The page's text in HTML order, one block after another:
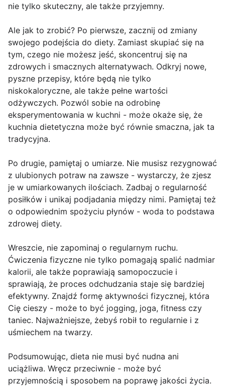
nie tylko skuteczny, ale także przyjemny.
Ale jak to zrobić? Po pierwsze, zacznij od zmiany
swojego podejścia do diety. Zamiast skupiać się na
tym, czego nie możesz jeść, skoncentruj się na
zdrowych i smacznych alternatywach. Odkryj nowe,
pyszne przepisy, które będą nie tylko
niskokaloryczne, ale także pełne wartości
odżywczych. Pozwól sobie na odrobinę
eksperymentowania w kuchni - może okaże się, że
kuchnia dietetyczna może być równie smaczna, jak ta
tradycyjna.
Po drugie, pamiętaj o umiarze. Nie musisz rezygnować
z ulubionych potraw na zawsze - wystarczy, że zjesz
je w umiarkowanych ilościach. Zadbaj o regularność
posiłków i unikaj podjadania między nimi. Pamiętaj też
o odpowiednim spożyciu płynów - woda to podstawa
zdrowej diety.
Wreszcie, nie zapominaj o regularnym ruchu.
Ćwiczenia fizyczne nie tylko pomagają spalić nadmiar
kalorii, ale także poprawiają samopoczucie i
sprawiają, że proces odchudzania staje się bardziej
efektywny. Znajdź formę aktywności fizycznej, która
Cię cieszy - może to być jogging, joga, fitness czy
taniec. Najważniejsze, żebyś robił to regularnie i z
uśmiechem na twarzy.
Podsumowując, dieta nie musi być nudna ani
uciążliwa. Wręcz przeciwnie - może być
przyjemnością i sposobem na poprawę jakości życia.